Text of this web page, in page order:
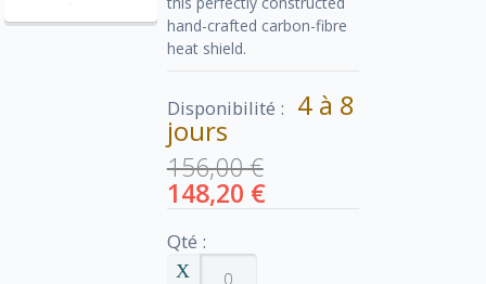
hand-crafted carbon-fibre
heat shield.
Disponibilité : 4 à 8
jours
156,00 €
148,20 €
Qté :